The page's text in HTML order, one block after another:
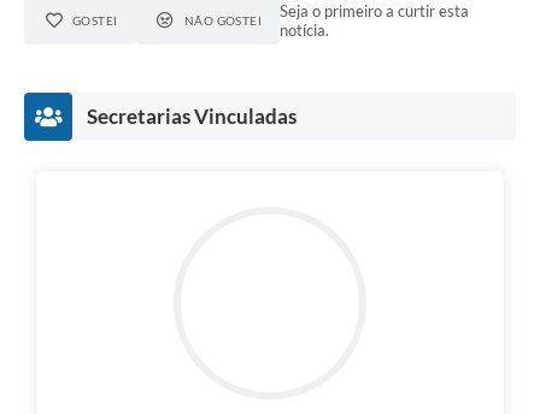
GOSTEI NÃO GOSTEI
Seja o primeiro a curtir esta
notícia.
Secretarias Vinculadas